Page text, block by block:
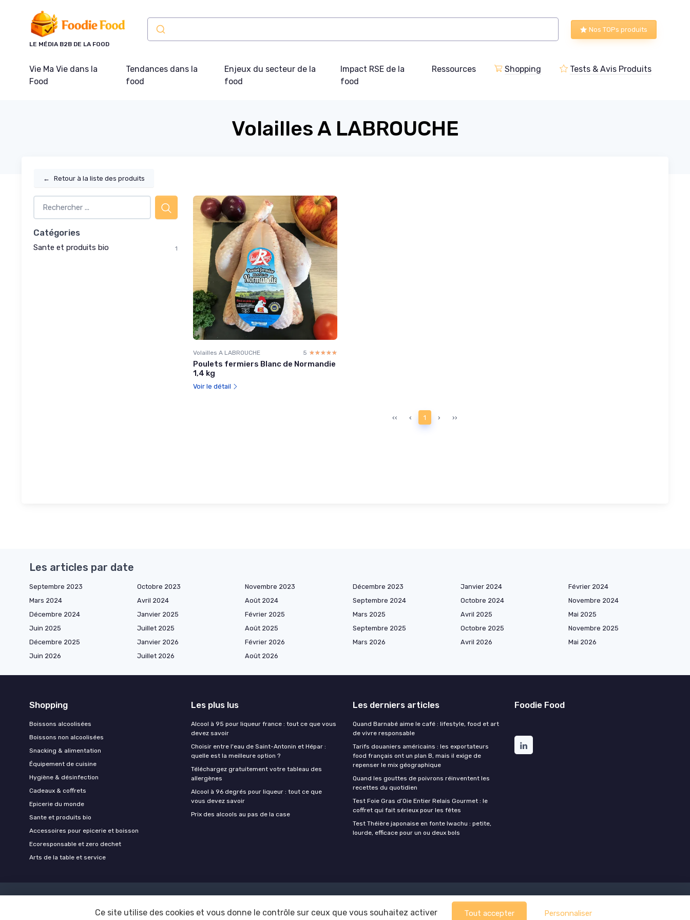
LE MÉDIA B2B DE LA FOOD
Nos TOPs produits
Vie Ma Vie dans la
Food
Tendances dans la
food
Enjeux du secteur de la
food
Impact RSE de la
food
Ressources Shopping Tests & Avis Produits
Volailles A LABROUCHE
← Retour à la liste des produits
Catégories
Sante et produits bio 1
Volailles A LABROUCHE 5 ☆☆☆☆☆
★★★★★
Poulets fermiers Blanc de Normandie
1,4 kg
Voir le détail
‹‹ ‹ 1 › ››
Les articles par date
Septembre 2023 Octobre 2023 Novembre 2023 Décembre 2023 Janvier 2024
Février 2024
Mars 2024
Avril 2024 Août 2024 Septembre 2024 Octobre 2024
Novembre 2024
Décembre 2024
Janvier 2025 Février 2025 Mars 2025 Avril 2025
Mai 2025
Juin 2025
Juillet 2025 Août 2025 Septembre 2025 Octobre 2025
Novembre 2025
Décembre 2025
Janvier 2026 Février 2026 Mars 2026 Avril 2026
Mai 2026
Juin 2026
Juillet 2026 Août 2026
Shopping
Boissons alcoolisées
Boissons non alcoolisées
Snacking & alimentation
Équipement de cuisine
Hygiène & désinfection
Cadeaux & coffrets
Epicerie du monde
Sante et produits bio
Accessoires pour epicerie et boisson
Ecoresponsable et zero dechet
Arts de la table et service
Les plus lus
Alcool à 95 pour liqueur france : tout ce que vous
devez savoir
Choisir entre l'eau de Saint-Antonin et Hépar :
quelle est la meilleure option ?
Téléchargez gratuitement votre tableau des
allergènes
Alcool à 96 degrés pour liqueur : tout ce que
vous devez savoir
Prix des alcools au pas de la case
Les derniers articles
Quand Barnabé aime le café : lifestyle, food et art
de vivre responsable
Tarifs douaniers américains : les exportateurs
food français ont un plan B, mais il exige de
repenser le mix géographique
Quand les gouttes de poivrons réinventent les
recettes du quotidien
Test Foie Gras d’Oie Entier Relais Gourmet : le
coffret qui fait sérieux pour les fêtes
Test Théière japonaise en fonte Iwachu : petite,
lourde, efficace pour un ou deux bols
Foodie Food
© Foodie Food 2026
Ce site utilise des cookies et vous donne le contrôle sur ceux que vous souhaitez activer Tout accepter Personnaliser